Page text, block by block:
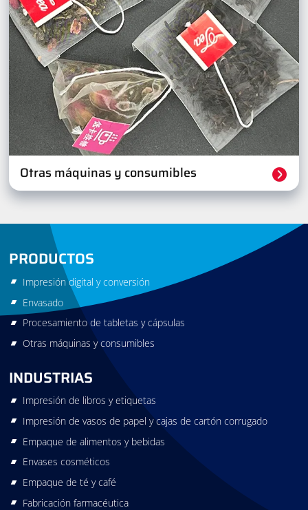
Otras máquinas y consumibles
PRODUCTOS
Impresión digital y conversión
Envasado
Procesamiento de tabletas y cápsulas
Otras máquinas y consumibles
INDUSTRIAS
Impresión de libros y etiquetas
Impresión de vasos de papel y cajas de cartón corrugado
Empaque de alimentos y bebidas
Envases cosméticos
Empaque de té y café
Fabricación farmacéutica